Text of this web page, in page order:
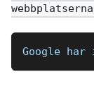
Google